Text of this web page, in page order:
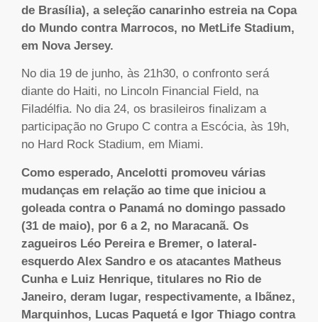
de Brasília), a seleção canarinho estreia na Copa
do Mundo contra Marrocos, no MetLife Stadium,
em Nova Jersey.
No dia 19 de junho, às 21h30, o confronto será
diante do Haiti, no Lincoln Financial Field, na
Filadélfia. No dia 24, os brasileiros finalizam a
participação no Grupo C contra a Escócia, às 19h,
no Hard Rock Stadium, em Miami.
Como esperado, Ancelotti promoveu várias
mudanças em relação ao time que iniciou a
goleada contra o Panamá no domingo passado
(31 de maio), por 6 a 2, no Maracanã. Os
zagueiros Léo Pereira e Bremer, o lateral-
esquerdo Alex Sandro e os atacantes Matheus
Cunha e Luiz Henrique, titulares no Rio de
Janeiro, deram lugar, respectivamente, a Ibãnez,
Marquinhos, Lucas Paquetá e Igor Thiago contra